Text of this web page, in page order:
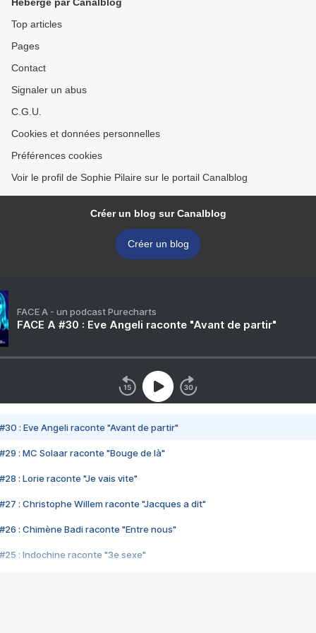
Top articles
Pages
Contact
Signaler un abus
C.G.U.
Cookies et données personnelles
Préférences cookies
Voir le profil de Sophie Pilaire sur le portail Canalblog
Créer un blog sur Canalblog
Créer un blog
FACE A - un podcast Purecharts
FACE A #30 : Eve Angeli raconte "Avant de partir"
#30 : Eve Angeli raconte "Avant de partir"
#29 : MC Solaar raconte "Bouge de là"
#28 : Lorie raconte "Je vais vite"
#27 : Christophe Willem raconte "Jacques a dit"
#26 : Chimène Badi raconte "Entre nous"
#25 : Indochine raconte "3e sexe"